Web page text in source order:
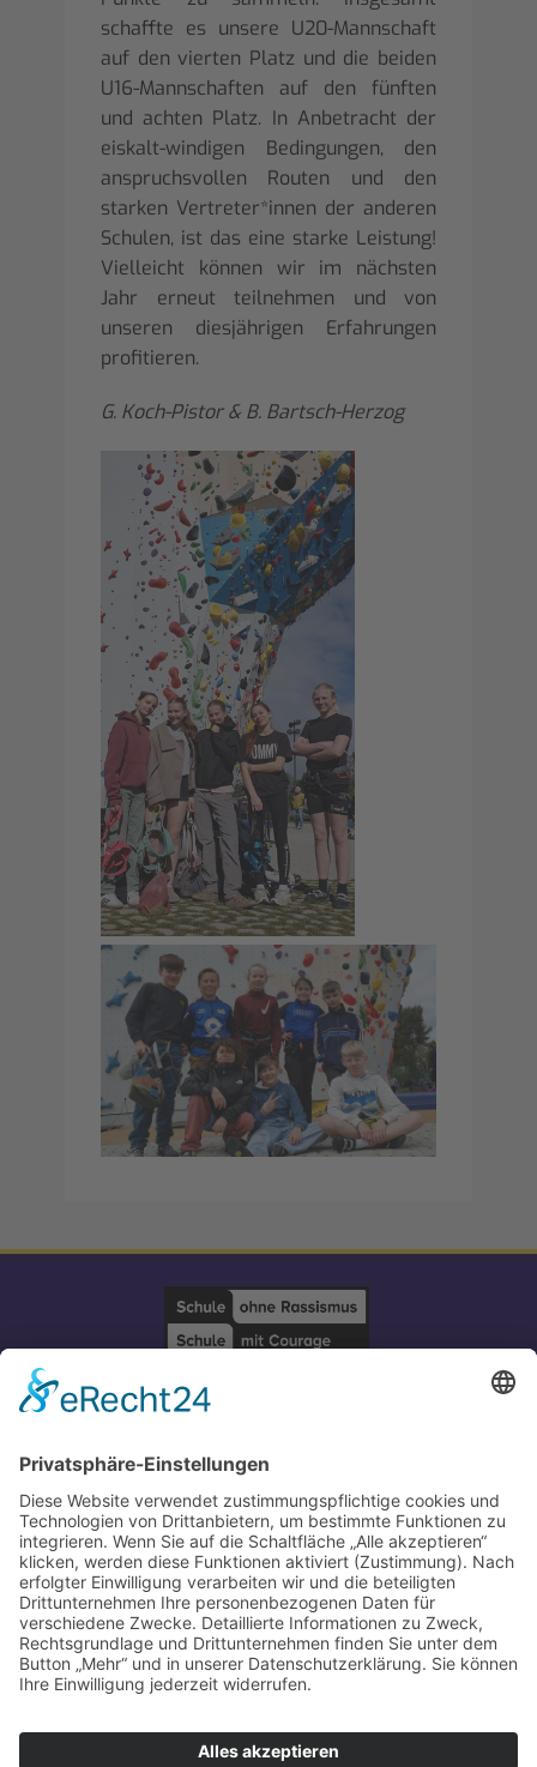
schaffte es unsere U20-Mannschaft
auf den vierten Platz und die beiden
U16-Mannschaften auf den fünften
und achten Platz. In Anbetracht der
eiskalt-windigen Bedingungen, den
anspruchsvollen Routen und den
starken Vertreter*innen der anderen
Schulen, ist das eine starke Leistung!
Vielleicht können wir im nächsten
Jahr erneut teilnehmen und von
unseren diesjährigen Erfahrungen
profitieren.
G. Koch-Pistor & B. Bartsch-Herzog
Impressum-Datenschutz-Partner